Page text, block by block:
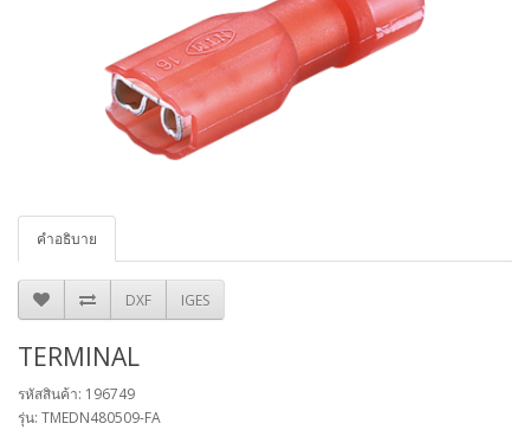
คำอธิบาย
DXF IGES
TERMINAL
รหัสสินค้า: 196749
รุ่น: TMEDN480509-FA